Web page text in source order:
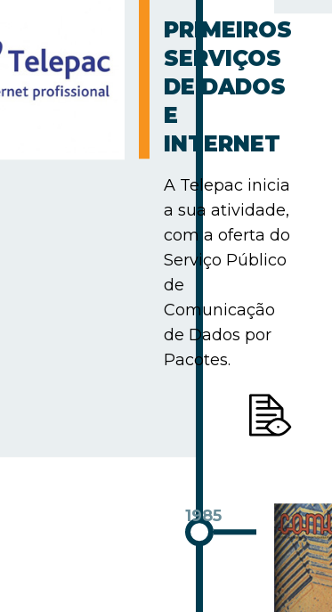
PRIMEIROS
SERVIÇOS
DE DADOS
E
INTERNET
A Telepac inicia
a sua atividade,
com a oferta do
Serviço Público
de
Comunicação
de Dados por
Pacotes.
1985